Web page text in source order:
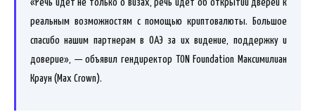
«Речь идет не только о визах, речь идет об открытии дверей к
реальным возможностям с помощью криптовалюты. Большое
спасибо нашим партнерам в ОАЭ за их видение, поддержку и
доверие», — объявил гендиректор TON Foundation Максимилиан
Краун (Max Crown).